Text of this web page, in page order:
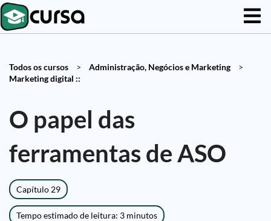
Todos os cursos > Administração, Negócios e Marketing
>
Marketing digital ::
O papel das
ferramentas de ASO
Capítulo 29
Tempo estimado de leitura: 3 minutos